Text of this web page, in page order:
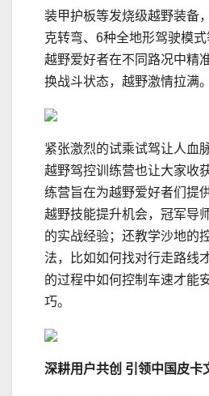
装甲护板等发烧级越野装备
克转弯、6种全地形驾驶模
越野爱好者在不同路况中精
换战斗状态，越野激情拉满。
紧张激烈的试乘试驾让人血
越野驾控训练营也让大家收
练营旨在为越野爱好者们提
越野技能提升机会，冠军导
的实战经验；还教学沙地的
法，比如如何找对行走路线
的过程中如何控制车速才能
巧。
深耕用户共创 引领中国 皮卡